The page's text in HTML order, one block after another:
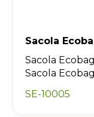
Sacola
Sacola
Sacola
SE-10005